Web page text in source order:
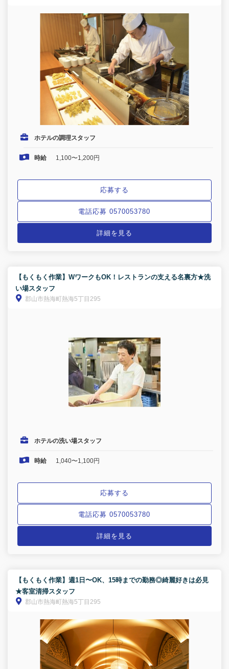
ホテルの調理スタッフ
時給 1,100〜1,200円
応募する
電話応募 0570053780
詳細を見る
【もくもく作業】WワークもOK！レストランの支える名裏方★洗
い場スタッフ
郡山市熱海町熱海5丁目295
ホテルの洗い場スタッフ
時給 1,040〜1,100円
応募する
電話応募 0570053780
詳細を見る
【もくもく作業】週1日〜OK、15時までの勤務◎綺麗好きは必見
★客室清掃スタッフ
郡山市熱海町熱海5丁目295